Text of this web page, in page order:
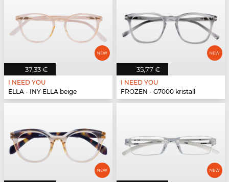
37,33 €
I NEED YOU
ELLA - INY ELLA beige
35,77 €
I NEED YOU
FROZEN - G7000 kristall